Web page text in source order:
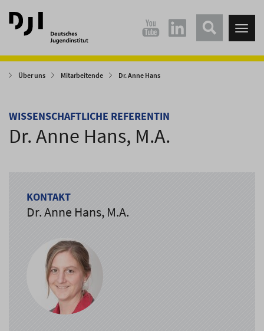
Direkt
zum
Hauptinhalt
Direkt
zum
Hauptmenü
Über uns Mitarbeitende Dr. Anne Hans
WISSENSCHAFTLICHE REFERENTIN
Dr. Anne Hans, M.A.
KONTAKT
Dr. Anne Hans, M.A.